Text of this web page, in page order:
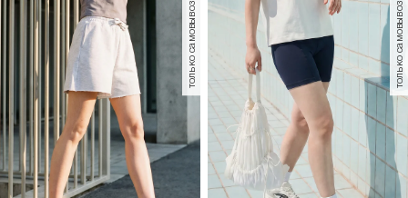
только самовывоз только самовывоз